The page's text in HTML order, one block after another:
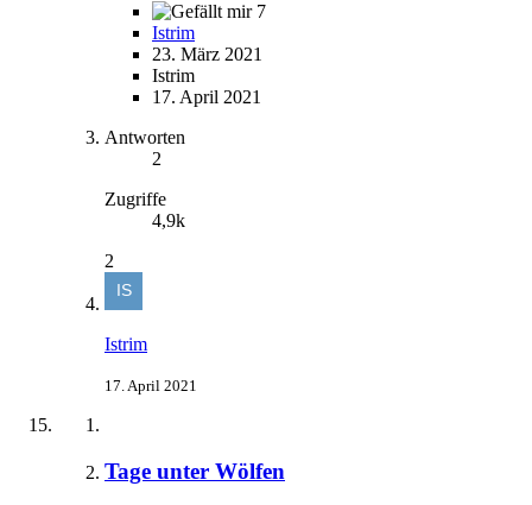
7
Istrim
23. März 2021
Istrim
17. April 2021
Antworten
2
Zugriffe
4,9k
2
Istrim
17. April 2021
Tage unter Wölfen